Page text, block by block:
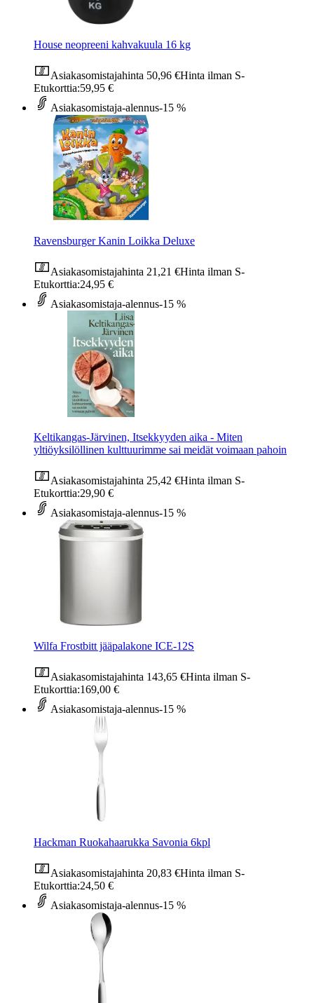
House neopreeni kahvakuula 16 kg
Asiakasomistajahinta 50,96 €Hinta ilman S-
Etukorttia:59,95 €
Asiakasomistaja-alennus-15 %
Ravensburger Kanin Loikka Deluxe
Asiakasomistajahinta 21,21 €Hinta ilman S-
Etukorttia:24,95 €
Asiakasomistaja-alennus-15 %
Keltikangas-Järvinen, Itsekkyyden aika - Miten
yltiöyksilöllinen kulttuurimme sai meidät voimaan pahoin
Asiakasomistajahinta 25,42 €Hinta ilman S-
Etukorttia:29,90 €
Asiakasomistaja-alennus-15 %
Wilfa Frostbitt jääpalakone ICE-12S
Asiakasomistajahinta 143,65 €Hinta ilman S-
Etukorttia:169,00 €
Asiakasomistaja-alennus-15 %
Hackman Ruokahaarukka Savonia 6kpl
Asiakasomistajahinta 20,83 €Hinta ilman S-
Etukorttia:24,50 €
Asiakasomistaja-alennus-15 %